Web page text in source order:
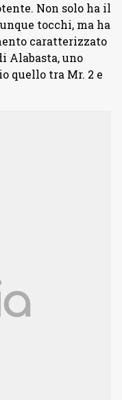
Non solo ha il
tocchi, ma ha
caratterizzato
Alabasta, uno
quello tra Mr. 2 e